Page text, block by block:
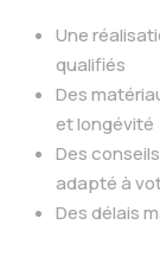
Une
qualifiés
Des
et longévité
Des
adapté à
Des délais